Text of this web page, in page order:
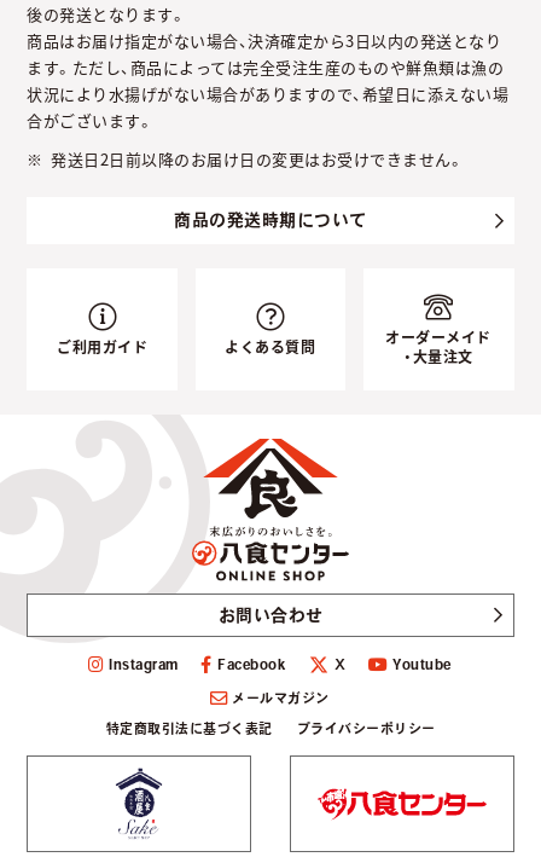
後の発送となります。
商品はお届け指定がない場合、決済確定から3日以内の発送となり
ます。ただし、商品によっては完全受注生産のものや鮮魚類は漁の
状況により水揚げがない場合がありますので、希望日に添えない場
合がございます。
発送日2日前以降のお届け日の変更はお受けできません。
商品の発送時期について
ご利用ガイド よくある質問
オーダーメイド
・大量注文
お問い合わせ
Instagram Facebook Ｘ Youtube
メールマガジン
特定商取引法に基づく表記 プライバシーポリシー